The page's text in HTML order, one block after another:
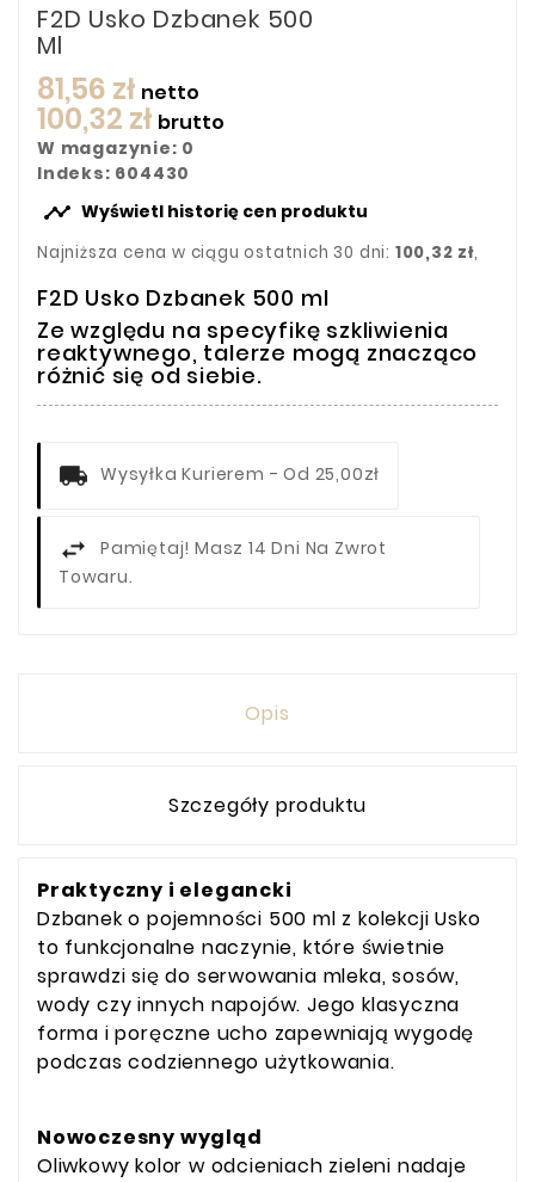
F2D Usko Dzbanek 500
Ml
81,56 zł netto
100,32 zł brutto
W magazynie: 0
Indeks: 604430
 Wyświetl historię cen produktu
Najniższa cena w ciągu ostatnich 30 dni: 100,32 zł,
F2D Usko Dzbanek 500 ml
Ze względu na specyfikę szkliwienia
reaktywnego, talerze mogą znacząco
różnić się od siebie.
Wysyłka Kurierem - Od 25,00zł
Pamiętaj! Masz 14 Dni Na Zwrot
Towaru.
Opis
Szczegóły produktu
Praktyczny i elegancki
Dzbanek o pojemności 500 ml z kolekcji Usko
to funkcjonalne naczynie, które świetnie
sprawdzi się do serwowania mleka, sosów,
wody czy innych napojów. Jego klasyczna
forma i poręczne ucho zapewniają wygodę
podczas codziennego użytkowania.
Nowoczesny wygląd
Oliwkowy kolor w odcieniach zieleni nadaje